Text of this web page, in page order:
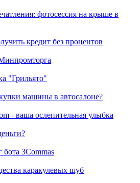
фотосессия на крыше в
кредит без процентов
"Грильято"
машины в автосалоне?
- ваша ослепительная улыбка
3Commas
каракулевых шуб